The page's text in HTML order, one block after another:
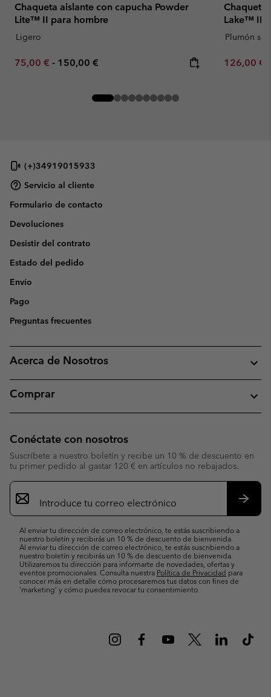
Chaqueta aislante con capucha Powder
Lite™ II para hombre
Ligero
Minimum sale price:
75,00 € - Maximum price:
150,00 €
Chaqueta
Lake™ II
Plumón
Minimum
126,00 €
(+)34919015933
Servicio al cliente
Formulario de contacto
Devoluciones
Desistir del contrato
Estado del pedido
Envío
Pago
Preguntas frecuentes
Acerca de Nosotros
Comprar
Conéctate con nosotros
Suscríbete a nuestro boletín y recibe un 10 % de descuento en
tu primer pedido al gastar 120 € en artículos no rebajados.
Suscripción
de
correo
Al enviar tu dirección de correo electrónico, te estás suscribiendo a
nuestro boletín y recibirás un 10 % de descuento de bienvenida.
Al enviar tu dirección de correo electrónico, te estás suscribiendo a
nuestro boletín y recibirás un 10 % de descuento de bienvenida.
Utilizaremos tu dirección para informarte de novedades, ofertas y
eventos promocionales. Consulta nuestra Política de Privacidad para
conocer más en detalle cómo procesaremos tus datos con fines de
’marketing’ y cómo puedes revocar tu consentimiento.